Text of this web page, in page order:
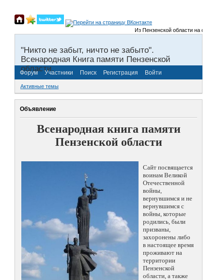
Из Пензенской области на
"Никто не забыт, ничто не забыто".
Всенародная Книга памяти Пензенской
области.
Форум Участники Поиск Регистрация Войти
Активные темы
Объявление
Всенародная книга памяти
Пензенской области
Сайт посвящается
воинам Великой
Отечественной
войны,
вернувшимся и не
вернувшимся с
войны, которые
родились, были
призваны,
захоронены либо
в настоящее время
проживают на
территории
Пензенской
области, а также